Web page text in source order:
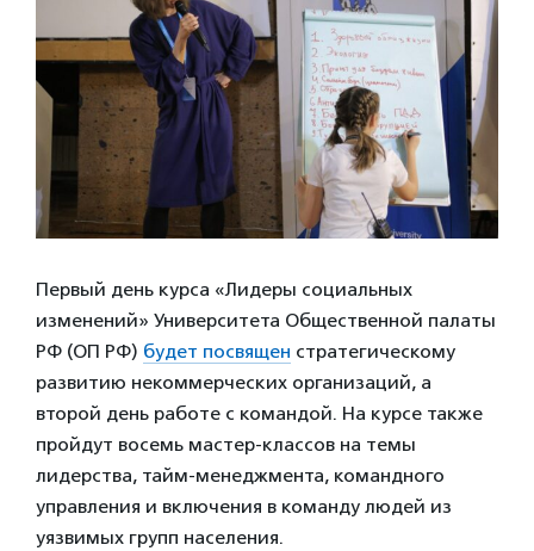
Первый день курса «Лидеры социальных
изменений» Университета Общественной палаты
РФ (ОП РФ) будет посвящен стратегическому
развитию некоммерческих организаций, а
второй день работе с командой. На курсе также
пройдут восемь мастер-классов на темы
лидерства, тайм-менеджмента, командного
управления и включения в команду людей из
уязвимых групп населения.